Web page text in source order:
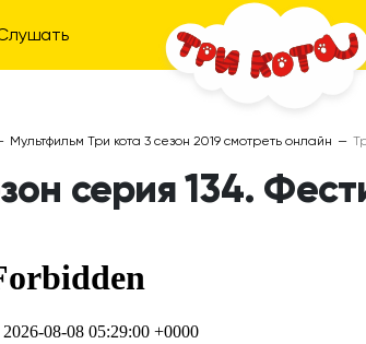
Мультфильм Три кота 3 сезон 2019 смотреть онлайн —
серия 134.